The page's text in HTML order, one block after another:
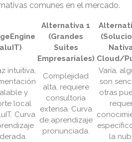
comunes en el mercado.
Alternativa 1
(Grandes
Suites
Empresariales) Cloud/
intuitiva,
y
local
Curva
Complejidad
alta, requiere
consultoría
extensa. Curva
de aprendizaje
pronunciada.
Varía,
son
otras
la